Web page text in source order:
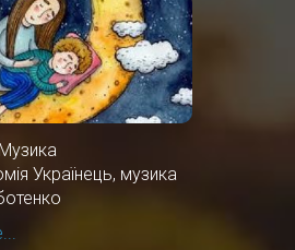
Музика
Українець, музика